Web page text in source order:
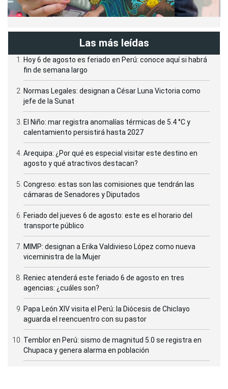
Las más leídas
Hoy 6 de agosto es feriado en Perú: conoce aquí si habrá
fin de semana largo
Normas Legales: designan a César Luna Victoria como
jefe de la Sunat
El Niño: mar registra anomalías térmicas de 5.4 °C y
calentamiento persistirá hasta 2027
Arequipa: ¿Por qué es especial visitar este destino en
agosto y qué atractivos destacan?
Congreso: estas son las comisiones que tendrán las
cámaras de Senadores y Diputados
Feriado del jueves 6 de agosto: este es el horario del
transporte público
MIMP: designan a Erika Valdivieso López como nueva
viceministra de la Mujer
Reniec atenderá este feriado 6 de agosto en tres
agencias: ¿cuáles son?
Papa León XIV visita el Perú: la Diócesis de Chiclayo
aguarda el reencuentro con su pastor
Temblor en Perú: sismo de magnitud 5.0 se registra en
Chupaca y genera alarma en población